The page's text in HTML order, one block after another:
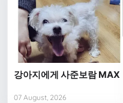
강아지에게 사준보람 MAX
07 August, 2026